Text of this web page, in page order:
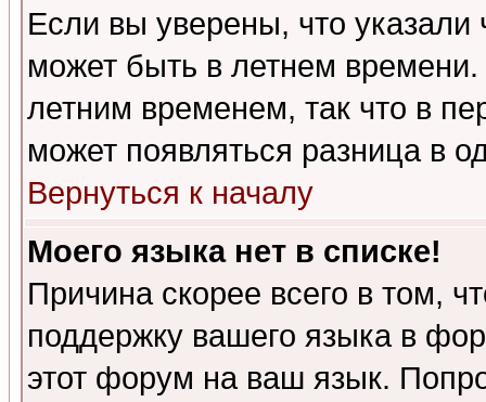
Если вы уверены, что указали
может быть в летнем
летним временем, так что в
может появляться разница в
Вернуться к началу
Моего языка нет в списке!
Причина скорее всего в том,
поддержку вашего языка в
этот форум на ваш язык.